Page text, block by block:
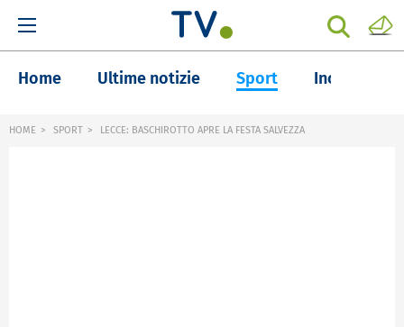
Home Ultime notizie Sport Inchieste
HOME SPORT LECCE: BASCHIROTTO APRE LA FESTA SALVEZZA